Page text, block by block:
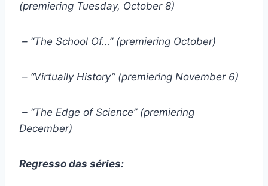
(premiering Tuesday, October 8)
– “The School Of…” (premiering October)
– “Virtually History” (premiering November 6)
– “The Edge of Science” (premiering
December)
Regresso das séries: